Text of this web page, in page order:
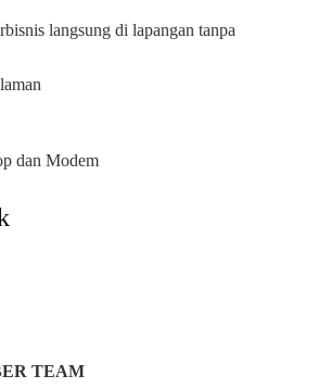
langsung di lapangan tanpa
dan Modem
TEAM